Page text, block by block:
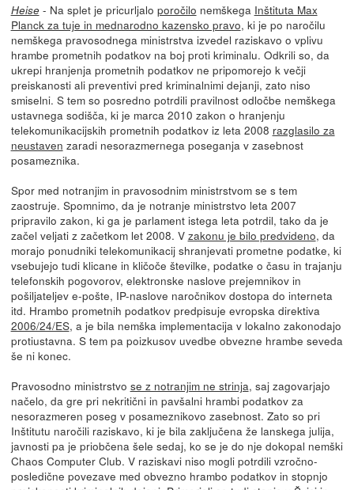
Heise- Na splet je pricurljalo poročilo nemškega Inštituta Max
Planck za tuje in mednarodno kazensko pravo, ki je po naročilu
nemškega pravosodnega ministrstva izvedel raziskavo o vplivu
hrambe prometnih podatkov na boj proti kriminalu. Odkrili so, da
ukrepi hranjenja prometnih podatkov ne pripomorejo k večji
preiskanosti ali preventivi pred kriminalnimi dejanji, zato niso
smiselni. S tem so posredno potrdili pravilnost odločbe nemškega
ustavnega sodišča, ki je marca 2010 zakon o hranjenju
telekomunikacijskih prometnih podatkov iz leta 2008 razglasilo za
neustaven zaradi nesorazmernega poseganja v zasebnost
posameznika.
Spor med notranjim in pravosodnim ministrstvom se s tem
zaostruje. Spomnimo, da je notranje ministrstvo leta 2007
pripravilo zakon, ki ga je parlament istega leta potrdil, tako da je
začel veljati z začetkom let 2008. V zakonu je bilo predvideno, da
morajo ponudniki telekomunikacij shranjevati prometne podatke, ki
vsebujejo tudi klicane in kličoče številke, podatke o času in trajanju
telefonskih pogovorov, elektronske naslove prejemnikov in
pošiljateljev e-pošte, IP-naslove naročnikov dostopa do interneta
itd. Hrambo prometnih podatkov predpisuje evropska direktiva
2006/24/ES, a je bila nemška implementacija v lokalno zakonodajo
protiustavna. S tem pa poizkusov uvedbe obvezne hrambe seveda
še ni konec.
Pravosodno ministrstvo se z notranjim ne strinja, saj zagovarjajo
načelo, da gre pri nekritični in pavšalni hrambi podatkov za
nesorazmeren poseg v posameznikovo zasebnost. Zato so pri
Inštitutu naročili raziskavo, ki je bila zaključena že lanskega julija,
javnosti pa je priobčena šele sedaj, ko se je do nje dokopal nemški
Chaos Computer Club. V raziskavi niso mogli potrdili vzročno-
posledične povezave med obvezno hrambo podatkov in stopnjo